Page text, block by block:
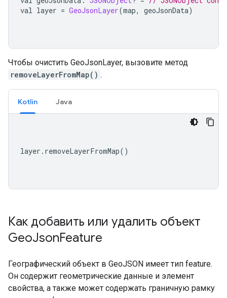
val layer = GeoJsonLayer(map, geoJsonData)
Чтобы очистить GeoJsonLayer, вызовите метод
removeLayerFromMap() .
Kotlin Java
layer . removeLayerFromMap()
Как добавить или удалить объект
GeoJsonFeature
Географический объект в GeoJSON имеет тип feature.
Он содержит геометрические данные и элемент
свойства, а также может содержать граничную рамку